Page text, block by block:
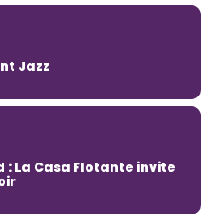
Jazz
: La Casa Flotante invite